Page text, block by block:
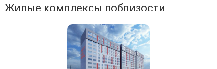
Жилые комплексы поблизости